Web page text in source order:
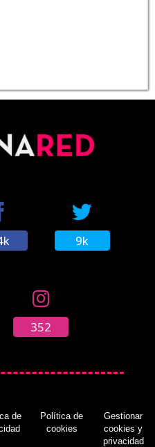
9k
352
de
Política de
cookies
Gestionar
cookies y
privacidad